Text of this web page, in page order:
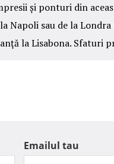
și ponturi din
Napoli sau de la
la Lisabona. Sfaturi
Emailul tau